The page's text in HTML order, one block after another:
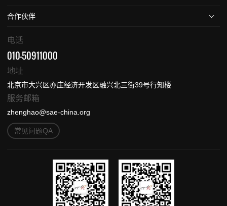
合作伙伴
电话
010-50911000
地址
北京市大兴区亦庄经济开发区融兴北三街39号行知楼
服务邮箱
zhenghao@sae-china.org
常见问题QA